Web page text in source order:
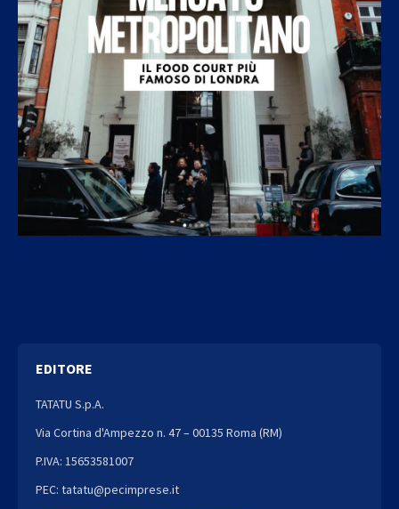
EDITORE
TATATU S.p.A.
Via Cortina d'Ampezzo n. 47 – 00135 Roma (RM)
P.IVA: 15653581007
PEC: tatatu@pecimprese.it